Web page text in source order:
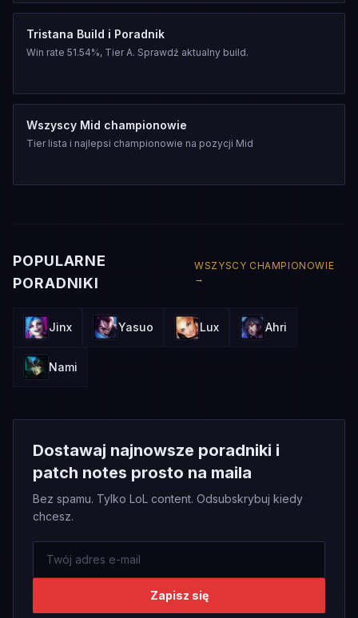
Tristana Build i Poradnik
Win rate 51.54%, Tier A. Sprawdź aktualny build.
Wszyscy Mid championowie
Tier lista i najlepsi championowie na pozycji Mid
POPULARNE
PORADNIKI
WSZYSCY CHAMPIONOWIE
→
Jinx Yasuo Lux Ahri
Nami
Dostawaj najnowsze poradniki i
patch notes prosto na maila
Bez spamu. Tylko LoL content. Odsubskrybuj kiedy
chcesz.
Zapisz się